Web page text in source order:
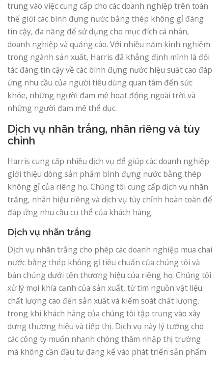
trung vào việc cung cấp cho các doanh nghiệp trên toàn
thế giới các bình đựng nước bằng thép không gỉ đáng
tin cậy, đa năng để sử dụng cho mục đích cá nhân,
doanh nghiệp và quảng cáo. Với nhiều năm kinh nghiệm
trong ngành sản xuất, Harris đã khẳng định mình là đối
tác đáng tin cậy về các bình đựng nước hiệu suất cao đáp
ứng nhu cầu của người tiêu dùng quan tâm đến sức
khỏe, những người đam mê hoạt động ngoài trời và
những người đam mê thể dục.
Dịch vụ nhãn trắng, nhãn riêng và tùy
chỉnh
Harris cung cấp nhiều dịch vụ để giúp các doanh nghiệp
giới thiệu dòng sản phẩm bình đựng nước bằng thép
không gỉ của riêng họ. Chúng tôi cung cấp dịch vụ nhãn
trắng, nhãn hiệu riêng và dịch vụ tùy chỉnh hoàn toàn để
đáp ứng nhu cầu cụ thể của khách hàng.
Dịch vụ nhãn trắng
Dịch vụ nhãn trắng cho phép các doanh nghiệp mua chai
nước bằng thép không gỉ tiêu chuẩn của chúng tôi và
bán chúng dưới tên thương hiệu của riêng họ. Chúng tôi
xử lý mọi khía cạnh của sản xuất, từ tìm nguồn vật liệu
chất lượng cao đến sản xuất và kiểm soát chất lượng,
trong khi khách hàng của chúng tôi tập trung vào xây
dựng thương hiệu và tiếp thị. Dịch vụ này lý tưởng cho
các công ty muốn nhanh chóng thâm nhập thị trường
mà không cần đầu tư đáng kể vào phát triển sản phẩm.